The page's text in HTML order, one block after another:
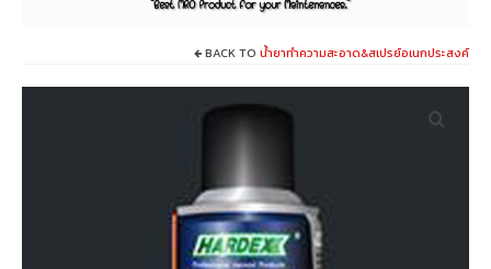
BACK TO น้ำยาทำความสะอาด&สเปรย์อเนกประสงค์